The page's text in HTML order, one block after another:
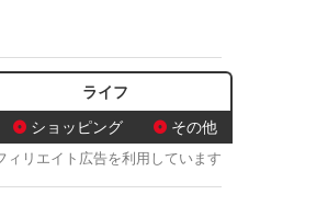
ショッピング その他
ライフ
リエイト広告を利用しています